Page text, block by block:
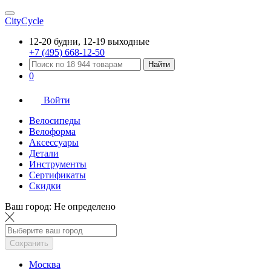
CityCycle
12-20 будни, 12-19 выходные
+7 (495) 668-12-50
Найти
0
Войти
Велосипеды
Велоформа
Аксессуары
Детали
Инструменты
Сертификаты
Скидки
Ваш город: Не определено
Сохранить
Москва